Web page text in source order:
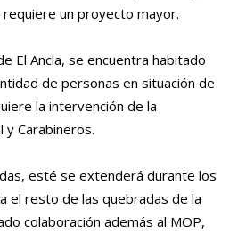
un proyecto mayor.
El Ancla, se encuentra habitado
de personas en situación de
la intervención de la
y Carabineros.
esté se extenderá durante los
el resto de las quebradas de la
colaboración además al MOP,